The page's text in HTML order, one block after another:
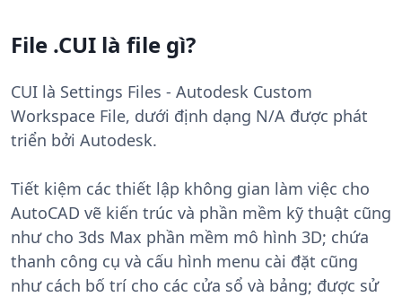
File .CUI là file gì?
CUI là Settings Files - Autodesk Custom
Workspace File, dưới định dạng N/A được phát
triển bởi Autodesk.
Tiết kiệm các thiết lập không gian làm việc cho
AutoCAD vẽ kiến ​​trúc và phần mềm kỹ thuật cũng
như cho 3ds Max phần mềm mô hình 3D; chứa
thanh công cụ và cấu hình menu cài đặt cũng
như cách bố trí cho các cửa sổ và bảng; được sử